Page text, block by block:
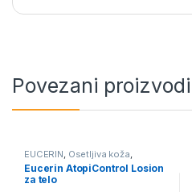
Povezani proizvodi
EUCERIN Osetljiva koža
Kozmetika Beba i deca ,
Atopična koža
Eucerin AtopiControl Losion
za telo